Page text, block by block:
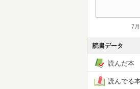
7
読書データ
読んだ本
読んでる